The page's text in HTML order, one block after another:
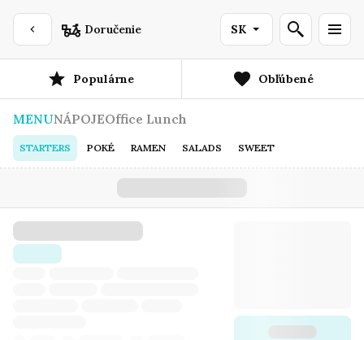
Doručenie SK
Populárne Obľúbené
MENUNÁPOJEOffice Lunch
STARTERS POKÉ RAMEN SALADS SWEET